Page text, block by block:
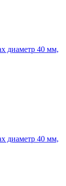
диаметр 40 мм,
диаметр 40 мм,